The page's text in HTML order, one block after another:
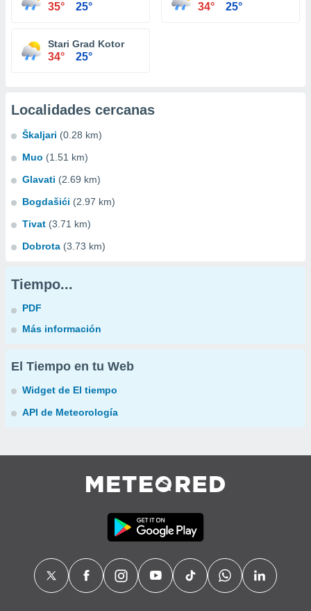
35° 25° 34° 25°
Stari Grad Kotor
34° 25°
Localidades cercanas
Škaljari (0.28 km)
Muo (1.51 km)
Glavati (2.69 km)
Bogdašići (2.97 km)
Tivat (3.71 km)
Dobrota (3.73 km)
Tiempo...
PDF
Más información
El Tiempo en tu Web
Widget de El tiempo
API de Meteorología